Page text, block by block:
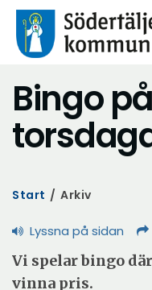
Bingo
Start / Arkiv
Lyssna på sidan
Vi spelar bingo
vinna pris.